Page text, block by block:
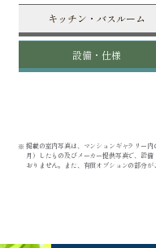
キッチン・バスルーム
設備・仕様
掲載の室内写真は、マンションギャラリー
月）したもの及びメーカー提供写真で、設
おりません。また、有償オプションの部分が